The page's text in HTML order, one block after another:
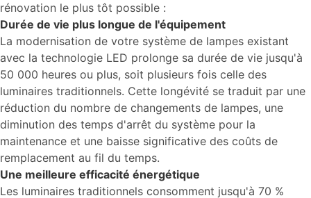
rénovation le plus tôt possible :
Durée de vie plus longue de l'équipement
La modernisation de votre système de lampes existant
avec la technologie LED prolonge sa durée de vie jusqu'à
50 000 heures ou plus, soit plusieurs fois celle des
luminaires traditionnels. Cette longévité se traduit par une
réduction du nombre de changements de lampes, une
diminution des temps d'arrêt du système pour la
maintenance et une baisse significative des coûts de
remplacement au fil du temps.
Une meilleure efficacité énergétique
Les luminaires traditionnels consomment jusqu'à 70 %